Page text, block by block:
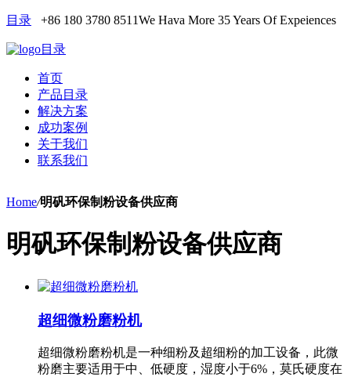
目录 +86 180 3780 8511We Hava More 35 Years Of Expeiences
目录
首页
产品目录
解决方案
成功案例
关于我们
联系我们
Home/明矾环保制粉设备供应商
明矾环保制粉设备供应商
超细微粉磨粉机
超细微粉磨粉机是一种细粉及超细粉的加工设备，此微
粉磨主要适用于中、低硬度，湿度小于6%，莫氏硬度在